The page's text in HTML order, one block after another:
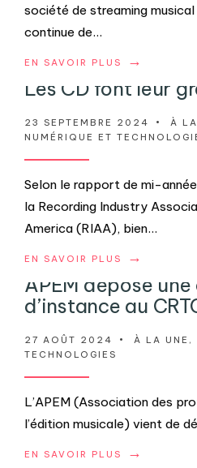
société de streaming musical
continue de...
EN SAVOIR PLUS →
Les CD font leur
23 SEPTEMBRE 2024 • À
NUMÉRIQUE ET
Selon le rapport de mi-
la Recording Industry
America (RIAA), bien...
EN SAVOIR PLUS →
APEM dépose
d’instance au
27 AOÛT 2024 • À LA UNE ,
TECHNOLOGIES
L’APEM (Association des
l’édition musicale) vient de
EN SAVOIR PLUS →